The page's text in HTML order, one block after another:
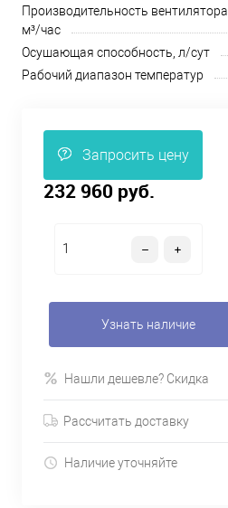
Производительность вентилятора,
м³/час
Осушающая способность, л/сут
Рабочий диапазон температур
Запросить цену
232 960 руб.
Узнать наличие
Нашли дешевле? Скидка
Рассчитать доставку
Наличие уточняйте